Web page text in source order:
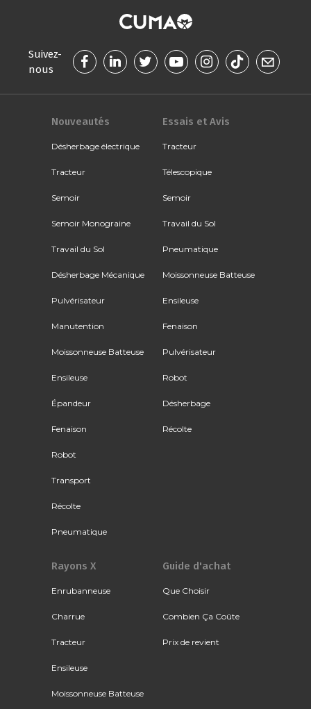
Suivez-
nous
Nouveautés
Désherbage électrique
Tracteur
Semoir
Semoir Monograine
Travail du Sol
Désherbage Mécanique
Pulvérisateur
Manutention
Moissonneuse Batteuse
Ensileuse
Épandeur
Fenaison
Robot
Transport
Récolte
Pneumatique
Essais et Avis
Tracteur
Télescopique
Semoir
Travail du Sol
Pneumatique
Moissonneuse Batteuse
Ensileuse
Fenaison
Pulvérisateur
Robot
Désherbage
Récolte
Rayons X
Enrubanneuse
Charrue
Tracteur
Ensileuse
Moissonneuse Batteuse
Guide d'achat
Que Choisir
Combien Ça Coûte
Prix de revient